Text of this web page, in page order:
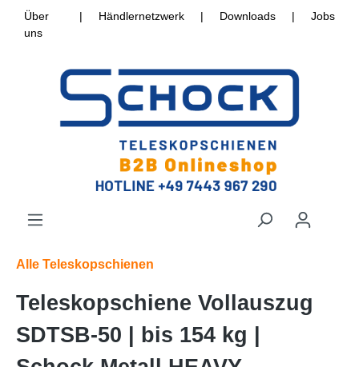
Über
uns
| Händlernetzwerk | Downloads | Jobs
Alle Teleskopschienen
Teleskopschiene Vollauszug
SDTSB-50 | bis 154 kg |